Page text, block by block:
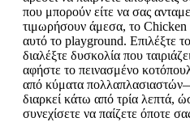
που μπορούν είτε να σας
τιμωρήσουν άμεσα, το Chicken
αυτό το playground. Επιλέξτε
διαλέξτε δυσκολία που
αφήστε το πεινασμένο
από κύματα
διαρκεί κάτω από τρία λεπτά,
συνεχίσετε να παίζετε όποτε